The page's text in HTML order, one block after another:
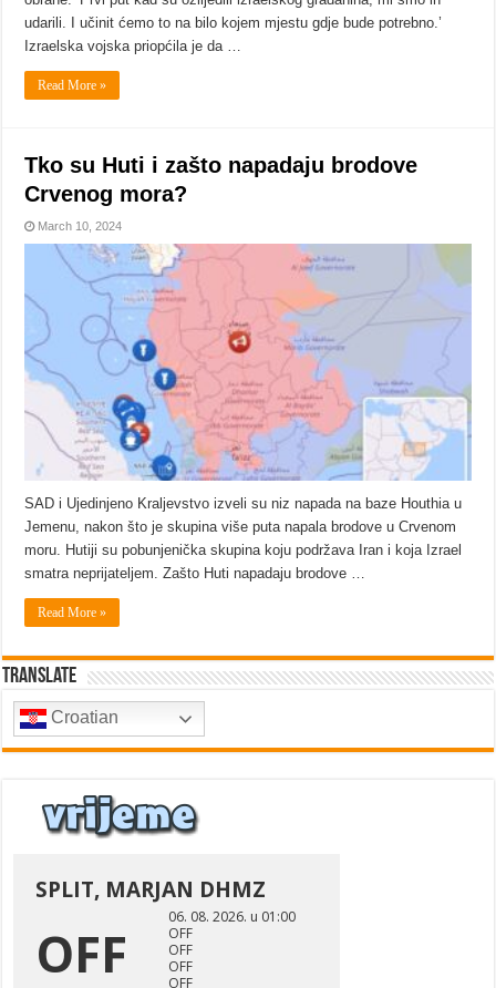
udarili. I učinit ćemo to na bilo kojem mjestu gdje bude potrebno.’
Izraelska vojska priopćila je da …
Read More »
Tko su Huti i zašto napadaju brodove
Crvenog mora?
March 10, 2024
SAD i Ujedinjeno Kraljevstvo izveli su niz napada na baze Houthia u
Jemenu, nakon što je skupina više puta napala brodove u Crvenom
moru. Hutiji su pobunjenička skupina koju podržava Iran i koja Izrael
smatra neprijateljem. Zašto Huti napadaju brodove …
Read More »
Translate
Croatian